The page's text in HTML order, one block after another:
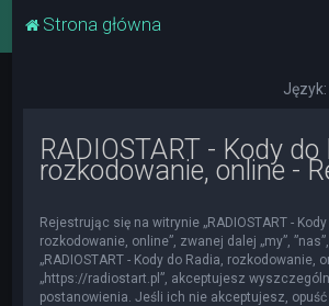
Strona główna
Język:
RADIOSTART - Kody do
rozkodowanie, online -
Rejestrując się na witrynie „RADIOSTART - Kody
rozkodowanie, online”, zwanej dalej „my”, ”nas”,
„RADIOSTART - Kody do Radia, rozkodowanie,
„https://radiostart.pl”, akceptujesz
postanowienia. Jeśli ich nie akceptujesz,